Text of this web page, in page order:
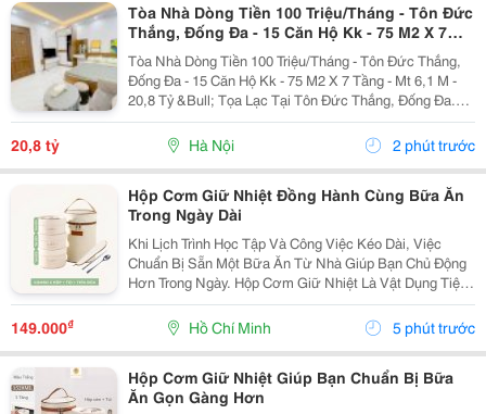
Tòa Nhà Dòng Tiền 100 Triệu/Tháng - Tôn Đức
Thắng, Đống Đa - 15 Căn Hộ Kk - 75 M2 X 7
Tầng - Mt 6,1 M - 20,8 Tỷ
Tòa Nhà Dòng Tiền 100 Triệu/Tháng - Tôn Đức Thắng,
Đống Đa - 15 Căn Hộ Kk - 75 M2 X 7 Tầng - Mt 6,1 M -
20,8 Tỷ &Bull; Tọa Lạc Tại Tôn Đức Thắng, Đống Đa.
Cách Mặt Phố Khoảng 50 Mét, Cách Ô Tô Tránh Khoảng
10 Mét, Vị Trí Thuận Tiện Khai Thác...
20,8 tỷ Hà Nội 2 phút trước
Hộp Cơm Giữ Nhiệt Đồng Hành Cùng Bữa Ăn
Trong Ngày Dài
Khi Lịch Trình Học Tập Và Công Việc Kéo Dài, Việc
Chuẩn Bị Sẵn Một Bữa Ăn Từ Nhà Giúp Bạn Chủ Động
Hơn Trong Ngày. Hộp Cơm Giữ Nhiệt Là Vật Dụng Tiện
Lợi, Hỗ Trợ Mang Theo Nhiều Món Ăn Và Phù Hợp Với
Những Người Thường Xuyên Ăn Trưa Tại Trường,
149.000₫ Hồ Chí Minh 5 phút trước
Hộp Cơm Giữ Nhiệt Giúp Bạn Chuẩn Bị Bữa
Ăn Gọn Gàng Hơn